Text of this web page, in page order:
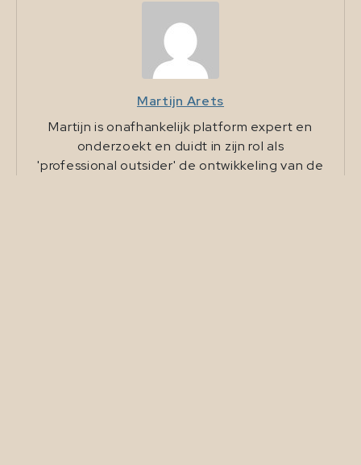
Martijn Arets
Martijn is onafhankelijk platform expert en
onderzoekt en duidt in zijn rol als
'professional outsider' de ontwikkeling van de